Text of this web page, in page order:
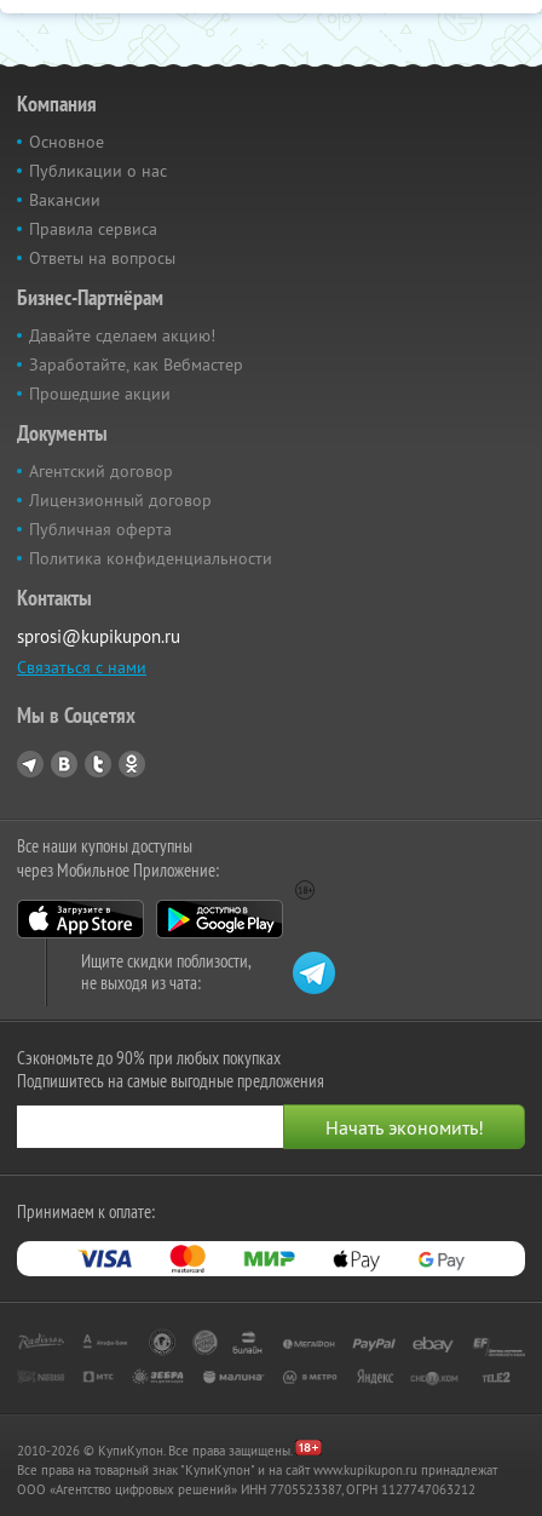
Компания
Основное
Публикации о нас
Вакансии
Правила сервиса
Ответы на вопросы
Бизнес-Партнёрам
Давайте сделаем акцию!
Заработайте, как Вебмастер
Прошедшие акции
Документы
Агентский договор
Лицензионный договор
Публичная оферта
Политика конфиденциальности
Контакты
sprosi@kupikupon.ru
Связаться с нами
Мы в Соцсетях
Все наши купоны доступны
через Мобильное Приложение:
Ищите скидки поблизости,
не выходя из чата:
Сэкономьте до 90% при любых покупках
Подпишитесь на самые выгодные предложения
Принимаем к оплате:
2010-2026 © КупиКупон. Все права защищены.
Все права на товарный знак "КупиКупон" и на сайт www.kupikupon.ru принадлежат
OOO «Агентство цифровых решений» ИНН 7705523387, ОГРН 1127747063212